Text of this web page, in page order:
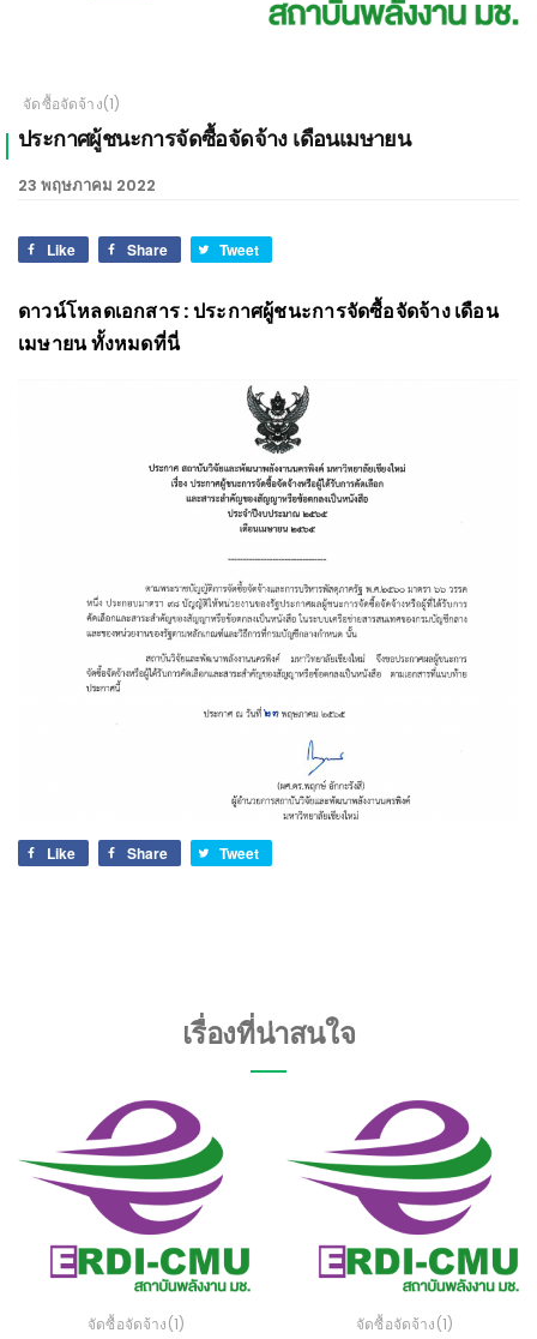
จัดซื้อจัดจ้าง(1)
ประกาศผู้ชนะการจัดซื้อจัดจ้าง เดือนเมษายน
23 พฤษภาคม 2022
Like Share Tweet
ดาวน์โหลดเอกสาร : ประกาศผู้ชนะการจัดซื้อจัดจ้าง เดือน
เมษายน ทั้งหมดที่นี่
Like Share Tweet
เรื่องที่น่าสนใจ
จัดซื้อจัดจ้าง(1) จัดซื้อจัดจ้าง(1)